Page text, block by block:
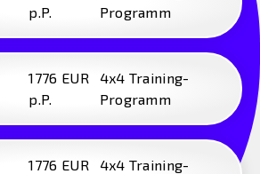
p.P.
Programm
1776 EUR
p.P.
4x4 Training-
Programm
1776 EUR
4x4 Training-